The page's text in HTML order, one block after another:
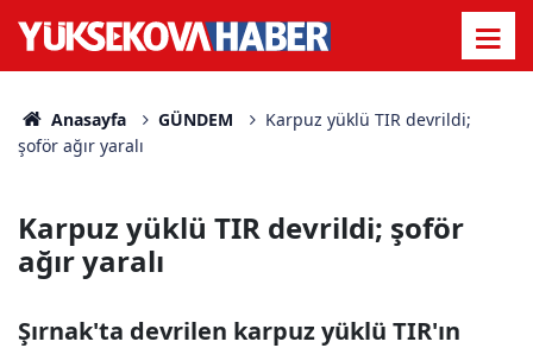
Anasayfa GÜNDEM
Karpuz yüklü TIR devrildi;
şoför ağır yaralı
Karpuz yüklü TIR devrildi; şoför
ağır yaralı
Şırnak'ta devrilen karpuz yüklü TIR'ın